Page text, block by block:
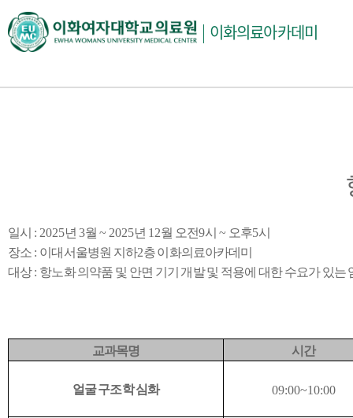
이화의료아카데미
일시 : 2025년3월 ~ 2025년 12월 오전9시 ~ 오후5시
장소 : 이대서울병원 지하2층 이화의료아카데미
대상: 항노화 의약품 및 안면 기기 개발 및 적용에 대한 수요가 있는
교과목명 시간
얼굴 구조학 심화 09:00~10:00